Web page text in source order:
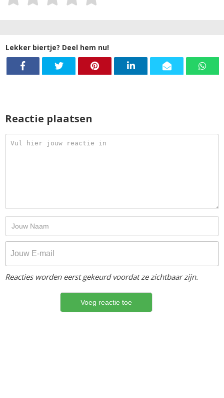
Lekker biertje? Deel hem nu!
Reactie plaatsen
Reacties worden eerst gekeurd voordat ze zichtbaar zijn.